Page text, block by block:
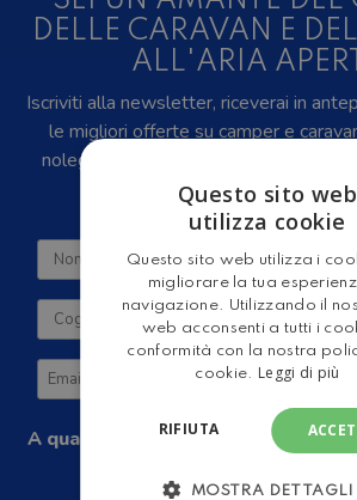
DELLE CARAVAN E
ALL'ARIA
Iscriviti alla newsletter, riceverai in
le migliori offerte su camper e
noleggio, eventi, video recensioni,
mondo del turismo
A quale tipologia di camper sei
Camper Nuovi
Questo sito web
utilizza cookie
Questo sito web utilizza i
migliorare la tua
navigazione. Utilizzando il
web acconsenti a tutti i
conformità con la nostra
cookie. Leggi di più
RIFIUTA
MOSTRA DETTAGLI